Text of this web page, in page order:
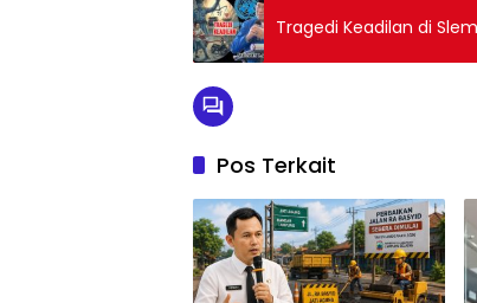
Tragedi Keadilan di
Pos Terkait